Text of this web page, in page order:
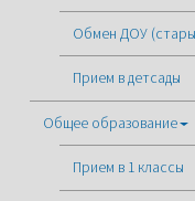
Обмен ДОУ
Прием в детсады
Общее образование
Прием в 1 классы